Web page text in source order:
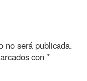
no será publicada.
con *